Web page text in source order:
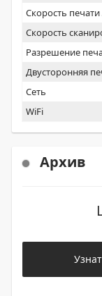
Скорость печати
Скорость
Разрешение
Двусторонняя
Сеть
WiFi
Архив